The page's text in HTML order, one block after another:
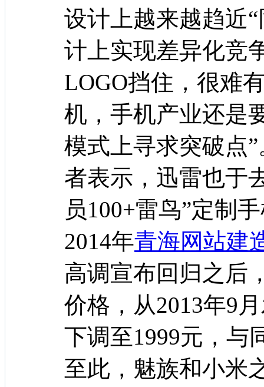
设计上越来越趋近
计上实现差异化竞
LOGO挡住，很难
机，手机产业还是
模式上寻求突破点
者表示，迅雷也于
员100+雷鸟”定制
2014年青海网站建
高调宣布回归之后
价格，从2013年9
下调至1999元，与
至此，魅族和小米